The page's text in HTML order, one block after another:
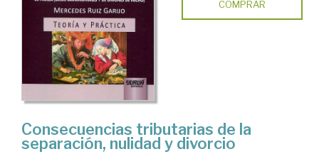
COMPRAR
Consecuencias tributarias de la
separación, nulidad y divorcio